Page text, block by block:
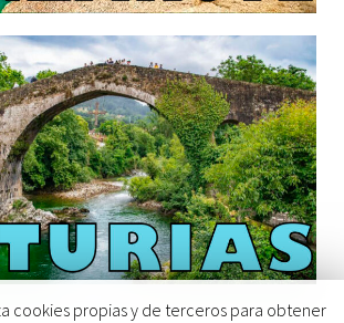
cookies propias y de terceros para obtener